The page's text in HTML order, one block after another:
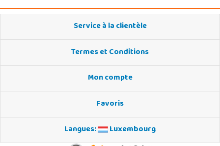
Service à la clientèle
Termes et Conditions
Mon compte
Favoris
Langues:
Luxembourg